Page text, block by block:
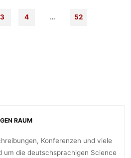
3 4 … 52
RAUM
Konferenzen und viele
um die deutschsprachigen Science